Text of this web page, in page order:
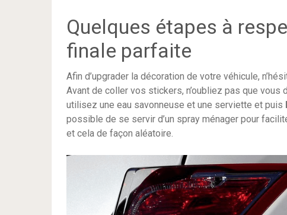
Quelques étapes à
finale parfaite
Afin d’upgrader la décoration de votre véhicule,
Avant de coller vos stickers, n’oubliez pas que vous
utilisez une eau savonneuse et une serviette et puis
possible de se servir d’un spray ménager pour
et cela de façon aléatoire.